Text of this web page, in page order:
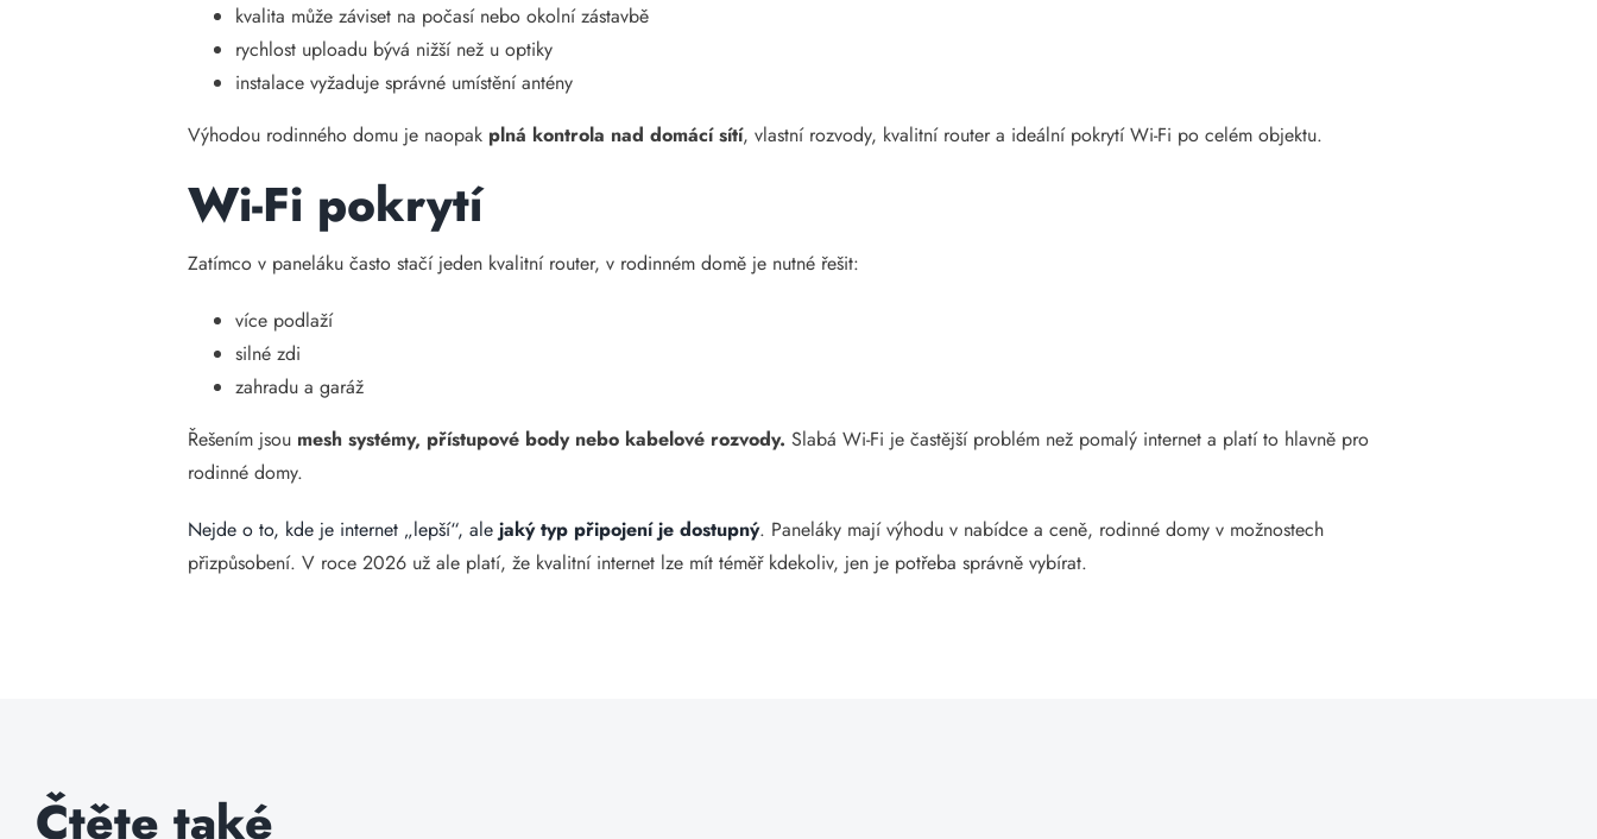
kvalita může záviset na počasí nebo okolní zástavbě
rychlost uploadu bývá nižší než u optiky
instalace vyžaduje správné umístění antény
Výhodou rodinného domu je naopak plná kontrola nad domácí sítí, vlastní rozvody, kvalitní router a ideální pokrytí Wi-Fi po celém objektu.
Wi-Fi pokrytí
Zatímco v paneláku často stačí jeden kvalitní router, v rodinném domě je nutné řešit:
více podlaží
silné zdi
zahradu a garáž
Řešením jsou mesh systémy, přístupové body nebo kabelové rozvody. Slabá Wi-Fi je častější problém než pomalý internet a platí to hlavně pro
rodinné domy.
Nejde o to, kde je internet „lepší“, alejaký typ připojení je dostupný. Paneláky mají výhodu v nabídce a ceně, rodinné domy v možnostech
přizpůsobení. V roce 2026 už ale platí, že kvalitní internet lze mít téměř kdekoliv, jen je potřeba správně vybírat.
Čtěte také